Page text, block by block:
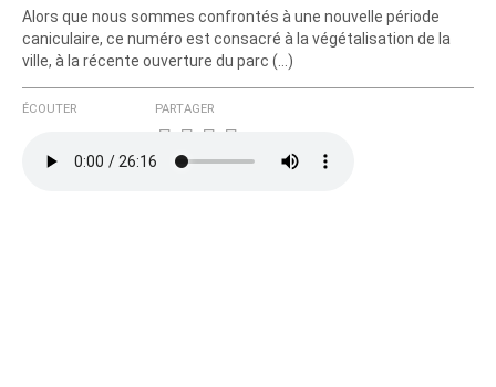
Alors que nous sommes confrontés à une nouvelle période
caniculaire, ce numéro est consacré à la végétalisation de la
ville, à la récente ouverture du parc (…)
ÉCOUTER PARTAGER